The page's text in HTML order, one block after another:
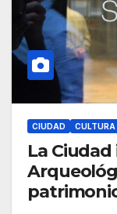
CIUDAD CULTURA
La